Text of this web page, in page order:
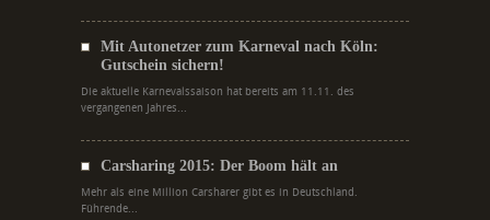
Mit Autonetzer zum Karneval nach Köln:
Gutschein sichern!
Die aktuelle Karnevalssaison hat bereits am 11.11. des
vergangenen Jahres...
Carsharing 2015: Der Boom hält an
Mehr als eine Million Carsharer gibt es in Deutschland.
Führende...